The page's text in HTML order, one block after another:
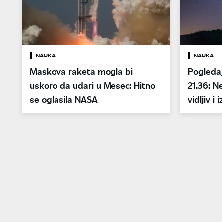
NAUKA
Maskova raketa mogla bi
uskoro da udari u Mesec: Hitno
se oglasila NASA
NAUKA
21.36:
vidljiv i